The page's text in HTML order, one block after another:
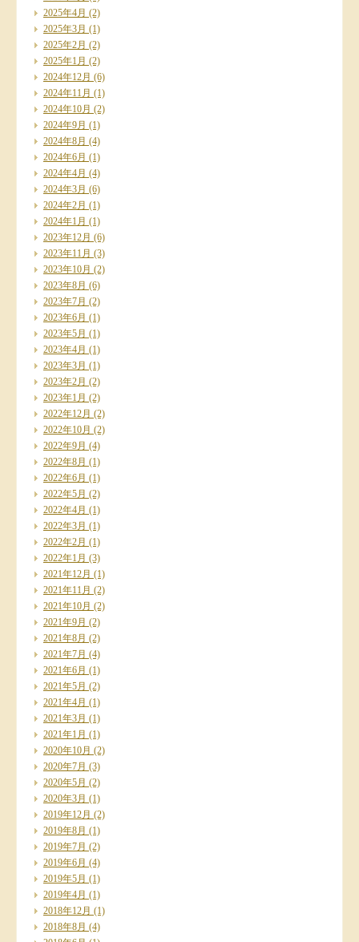
2025年4月 (2)
2025年3月 (1)
2025年2月 (2)
2025年1月 (2)
2024年12月 (6)
2024年11月 (1)
2024年10月 (2)
2024年9月 (1)
2024年8月 (4)
2024年6月 (1)
2024年4月 (4)
2024年3月 (6)
2024年2月 (1)
2024年1月 (1)
2023年12月 (6)
2023年11月 (3)
2023年10月 (2)
2023年8月 (6)
2023年7月 (2)
2023年6月 (1)
2023年5月 (1)
2023年4月 (1)
2023年3月 (1)
2023年2月 (2)
2023年1月 (2)
2022年12月 (2)
2022年10月 (2)
2022年9月 (4)
2022年8月 (1)
2022年6月 (1)
2022年5月 (2)
2022年4月 (1)
2022年3月 (1)
2022年2月 (1)
2022年1月 (3)
2021年12月 (1)
2021年11月 (2)
2021年10月 (2)
2021年9月 (2)
2021年8月 (2)
2021年7月 (4)
2021年6月 (1)
2021年5月 (2)
2021年4月 (1)
2021年3月 (1)
2021年1月 (1)
2020年10月 (2)
2020年7月 (3)
2020年5月 (2)
2020年3月 (1)
2019年12月 (2)
2019年8月 (1)
2019年7月 (2)
2019年6月 (4)
2019年5月 (1)
2019年4月 (1)
2018年12月 (1)
2018年8月 (4)